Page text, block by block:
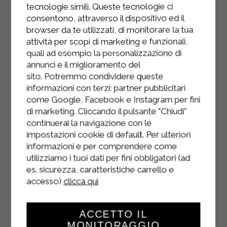
Coupez également le haut de l'œuf
et retirez délicatement le jaune, en
veillant à ne pas abîmer le blanc, qui
vous servira de récipient. Une base
stable.
Ajoutez les jaunes d'œufs au
mélange de mascarpone et de
gingembre et mélangez bien à la
cuillère, puis ajoutez une pincée de
sel et la ciboulette hachée et
mélangez à nouveau jusqu'à ce que
le mélange soit lisse et homogène.
Transférez le mélange de jaunes
d'œufs et de mascarpone dans une
poche à douille et garnissez les
tecnologie simili. Queste tecnologie ci
consentono, attraverso il dispositivo ed il
browser da te utilizzati, di monitorare la tua
attività per scopi di marketing e funzionali,
quali ad esempio la personalizzazione di
annunci e il miglioramento del
sito. Potremmo condividere queste
informazioni con terzi: partner pubblicitari
come Google, Facebook e Instagram per fini
di marketing. Cliccando il pulsante "Chiudi"
continuerai la navigazione con le
impostazioni cookie di default. Per ulteriori
informazioni e per comprendere come
utilizziamo i tuoi dati per fini obbligatori (ad
es. sicurezza, caratteristiche carrello e
accesso) clicca qui
ACCETTO IL